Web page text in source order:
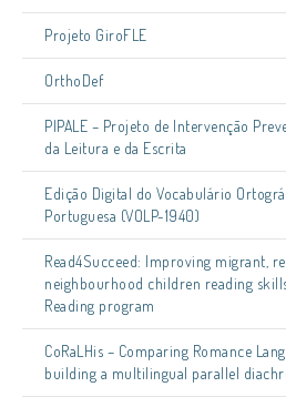
Projeto GiroFLE
OrthoDef
PIPALE – Projeto de Intervenção
da Leitura e da Escrita
Edição Digital do Vocabulário
Portuguesa (VOLP-1940)
Read4Succeed: Improving migrant,
neighbourhood children reading
Reading program
CoRaLHis – Comparing Romance
building a multilingual parallel